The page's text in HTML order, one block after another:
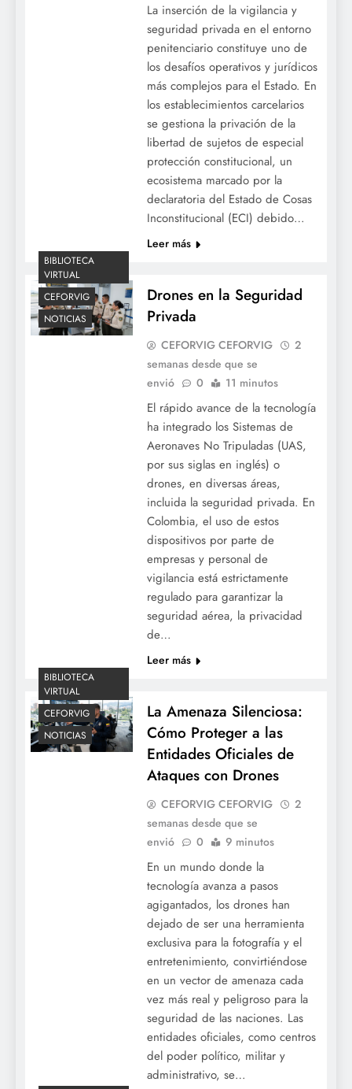
La inserción de la vigilancia y
seguridad privada en el entorno
penitenciario constituye uno de
los desafíos operativos y jurídicos
más complejos para el Estado. En
los establecimientos carcelarios
se gestiona la privación de la
libertad de sujetos de especial
protección constitucional, un
ecosistema marcado por la
declaratoria del Estado de Cosas
Inconstitucional (ECI) debido…
Leer más
BIBLIOTECA
VIRTUAL
CEFORVIG
NOTICIAS
Drones en la Seguridad
Privada
CEFORVIG CEFORVIG
2
semanas desde que se
envió
0 11 minutos
El rápido avance de la tecnología
ha integrado los Sistemas de
Aeronaves No Tripuladas (UAS,
por sus siglas en inglés) o
drones, en diversas áreas,
incluida la seguridad privada. En
Colombia, el uso de estos
dispositivos por parte de
empresas y personal de
vigilancia está estrictamente
regulado para garantizar la
seguridad aérea, la privacidad
de…
Leer más
BIBLIOTECA
VIRTUAL
CEFORVIG
NOTICIAS
La Amenaza Silenciosa:
Cómo Proteger a las
Entidades Oficiales de
Ataques con Drones
CEFORVIG CEFORVIG
2
semanas desde que se
envió
0 9 minutos
En un mundo donde la
tecnología avanza a pasos
agigantados, los drones han
dejado de ser una herramienta
exclusiva para la fotografía y el
entretenimiento, convirtiéndose
en un vector de amenaza cada
vez más real y peligroso para la
seguridad de las naciones. Las
entidades oficiales, como centros
del poder político, militar y
administrativo, se…